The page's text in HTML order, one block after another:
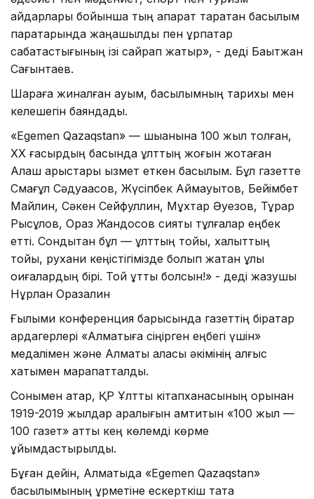
айдарлары бойынша тың ақпарат таратқан басылым
парақтарында жаңашылдық пен ұрпақтар
сабақтастығының ізі сайрап жатыр», - деді Бақытжан
Сағынтаев.
Шараға жиналған қауым, басылымның тарихы мен
келешегін баяндады.
«Egemen Qazaqstan» — шыққанына 100 жыл толған,
ХХ ғасырдың басында ұлттың жоғын жоқтаған
Алаш арыстары қызмет еткен басылым. Бұл газетте
Смағұл Сәдуақасов, Жүсіпбек Аймауытов, Бейімбет
Майлин, Сәкен Сейфуллин, Мұхтар Әуезов, Тұрар
Рысқұлов, Ораз Жандосов сияқты тұлғалар еңбек
етті. Сондықтан бұл — ұлттың тойы, халықттың
тойы, рухани кеңістігімізде болып жатқан ұлы
оқиғалардың бірі. Той құтты болсын!» - деді жазушы
Нұрлан Оразалин
Ғылыми конференция барысында газеттің бірқатар
ардагерлері «Алматыға сіңірген еңбегі үшін»
медалімен және Алматы қаласы әкімінің алғыс
хатымен марапатталды.
Сонымен қатар, ҚР Ұлттық кітапханасының қорынан
1919-2019 жылдар аралығын қамтитын «100 жыл —
100 газет» атты кең көлемді көрме
ұйымдастырылды.
Бұған дейін, Алматыда «Egemen Qazaqstan»
басылымының құрметіне ескерткіш тақта